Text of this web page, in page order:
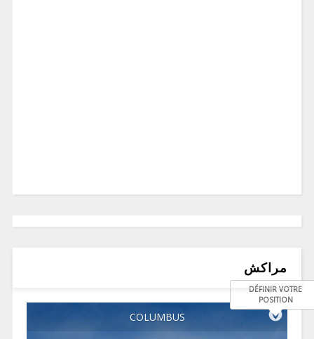
مراكش
COLUMBUS
DÉFINIR VOTRE
POSITION